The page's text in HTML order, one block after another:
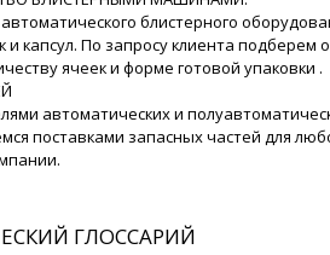
блистерного
и капсул. По запросу клиента подберем
ячеек и форме готовой упаковки .
автоматических и
поставками запасных частей для
ГЛОССАРИЙ